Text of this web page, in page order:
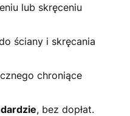
lub skręceniu
ściany i skręcania
chroniące
, bez dopłat.